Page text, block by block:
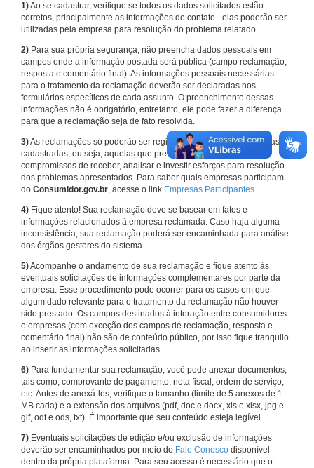
1)Ao se cadastrar, verifique se todos os dados solicitados estão
corretos, principalmente as informações de contato - elas poderão ser
utilizadas pela empresa para resolução do problema relatado.
2) Para sua própria segurança, não preencha dados pessoais em
campos onde a informação postada será pública (campo reclamação,
resposta e comentário final). As informações pessoais necessárias
para o tratamento da reclamação deverão ser declaradas nos
formulários específicos de cada assunto. O preenchimento dessas
informações não é obrigatório, entretanto, ele pode fazer a diferença
para que a reclamação seja de fato resolvida.
3)As reclamações só poderão ser registradas em face de empresas
cadastradas, ou seja, aquelas que previamente assumiram
compromissos de receber, analisar e investir esforços para resolução
dos problemas apresentados. Para saber quais empresas participam
do Consumidor.gov.br, acesse o link Empresas Participantes.
4) Fique atento! Sua reclamação deve se basear em fatos e
informações relacionados à empresa reclamada. Caso haja alguma
inconsistência, sua reclamação poderá ser encaminhada para análise
dos órgãos gestores do sistema.
5)Acompanhe o andamento de sua reclamação e fique atento às
eventuais solicitações de informações complementares por parte da
empresa. Esse procedimento pode ocorrer para os casos em que
algum dado relevante para o tratamento da reclamação não houver
sido prestado. Os campos destinados à interação entre consumidores
e empresas (com exceção dos campos de reclamação, resposta e
comentário final) não são de conteúdo público, por isso fique tranquilo
ao inserir as informações solicitadas.
6) Para fundamentar sua reclamação, você pode anexar documentos,
tais como, comprovante de pagamento, nota fiscal, ordem de serviço,
etc. Antes de anexá-los, verifique o tamanho (limite de 5 anexos de 1
MB cada) e a extensão dos arquivos (pdf, doc e docx, xls e xlsx, jpg e
gif, odt e ods, txt). É importante que seu conteúdo esteja legível.
7) Eventuais solicitações de edição e/ou exclusão de informações
deverão ser encaminhados por meio do Fale Conosco disponível
dentro da própria plataforma. Para seu acesso é necessário que o